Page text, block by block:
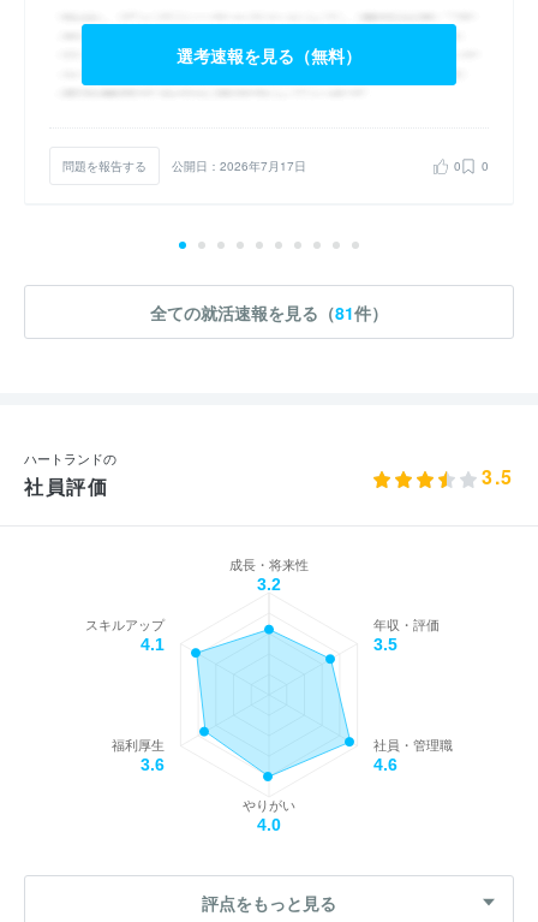
選考速報を見る（無料）
問題を報告する 公開日：2026年7月17日 0 0
全ての就活速報を見る（81件）
ハートランドの
社員評価 3.5
成長・将来性
3.2
年収・評価
3.5
社員・管理職
4.6
やりがい
4.0
福利厚生
3.6
スキルアップ
4.1
評点をもっと見る